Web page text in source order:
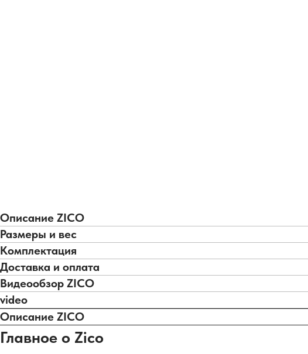
Описание ZICO
Размеры и вес
Комплектация
Доставка и оплата
Видеообзор ZICO
video
Описание ZICO
Главное о Zico